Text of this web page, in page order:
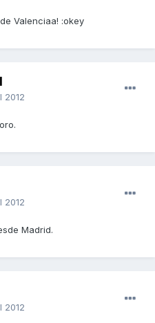
Valenciaa! :okey
2012
2012
Madrid.
2012